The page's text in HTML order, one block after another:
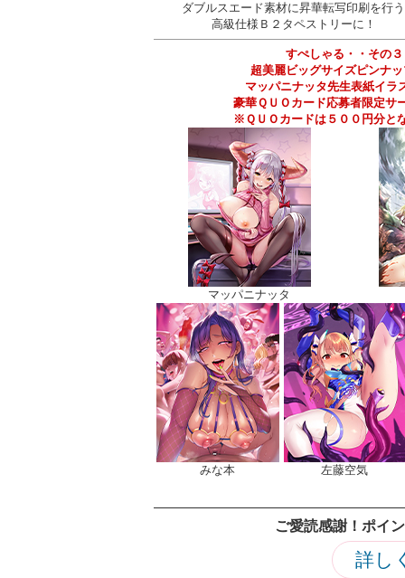
ダブルスエード素材に昇華転写印刷を行う
高級仕様Ｂ２タペストリーに！
すぺしゃる・・その３
超美麗ビッグサイズピンナ
マッパニナッタ先生表紙イ
豪華ＱＵＯカード応募者限定サ
※ＱＵＯカードは５００円分と
マッパニナッタ
みな本 左藤空気
ご愛読感謝！ポイ
詳し